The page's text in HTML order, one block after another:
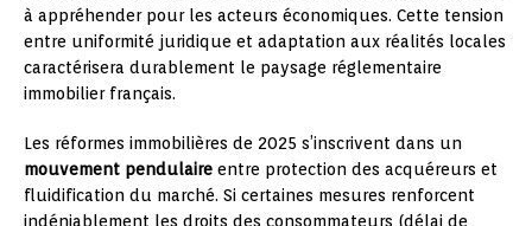
à appréhender pour les acteurs économiques. Cette tension
entre uniformité juridique et adaptation aux réalités locales
caractérisera durablement le paysage réglementaire
immobilier français.
Les réformes immobilières de 2025 s’inscrivent dans un
mouvement pendulaire entre protection des acquéreurs et
fluidification du marché. Si certaines mesures renforcent
indéniablement les droits des consommateurs (délai de